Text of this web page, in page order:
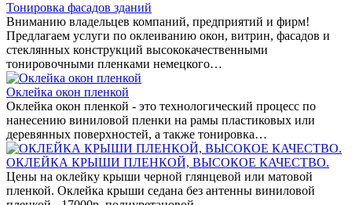
Тонировка фасадов зданий
Вниманию владельцев компаний, предприятий и фирм!
Предлагаем услуги по оклеиванию окон, витрин, фасадов и
стеклянных конструкций высококачественными
тонировочными пленками немецкого…
Оклейка окон пленкой
Оклейка окон пленкой - это технологический процесс по
нанесению виниловой пленки на рамы пластиковых или
деревянных поверхностей, а также тонировка…
ОКЛЕЙКА КРЫШИ ПЛЕНКОЙ, ВЫСОКОЕ КАЧЕСТВО.
Цены на оклейку крыши черной глянцевой или матовой
пленкой. Оклейка крыши седана без антенны виниловой